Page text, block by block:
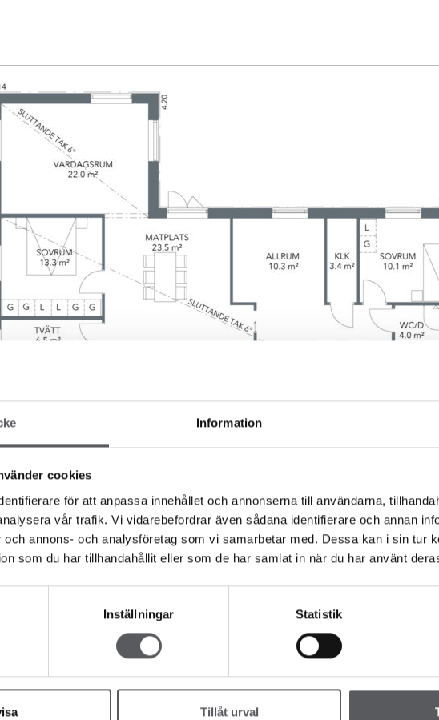
Information
cookies
för att anpassa innehållet och annonserna till användarna,
vår trafik. Vi vidarebefordrar även sådana identifierare och annan
och annons- och analysföretag som vi samarbetar med. Dessa kan i sin tur
som du har tillhandahållit eller som de har samlat in när du har använt
Inställningar Statistik
Tillåt urval
Liknande hus
143.4m² 149